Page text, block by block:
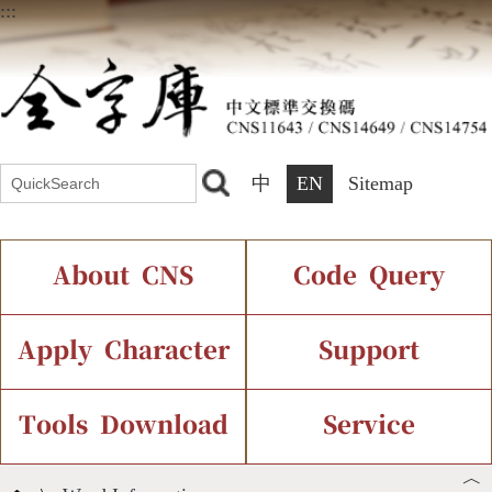
:::
中 EN Sitemap
About CNS
Introduction Current Status
Chinese Code Status
Code Query
IDS Query
Components Query
Apply Character
Application Process
Support
Font Instant Display
Tools Download Service
︿